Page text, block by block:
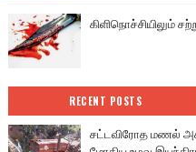
கிளிநொச்சியிலும்
RECENT POSTS
சட்டவிரோத மணல்